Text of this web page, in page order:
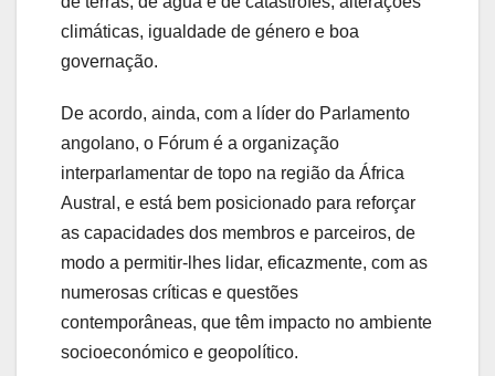
climáticas, igualdade de género e boa
governação.
De acordo, ainda, com a líder do Parlamento
angolano, o Fórum é a organização
interparlamentar de topo na região da África
Austral, e está bem posicionado para reforçar
as capacidades dos membros e parceiros, de
modo a permitir-lhes lidar, eficazmente, com as
numerosas críticas e questões
contemporâneas, que têm impacto no ambiente
socioeconómico e geopolítico.